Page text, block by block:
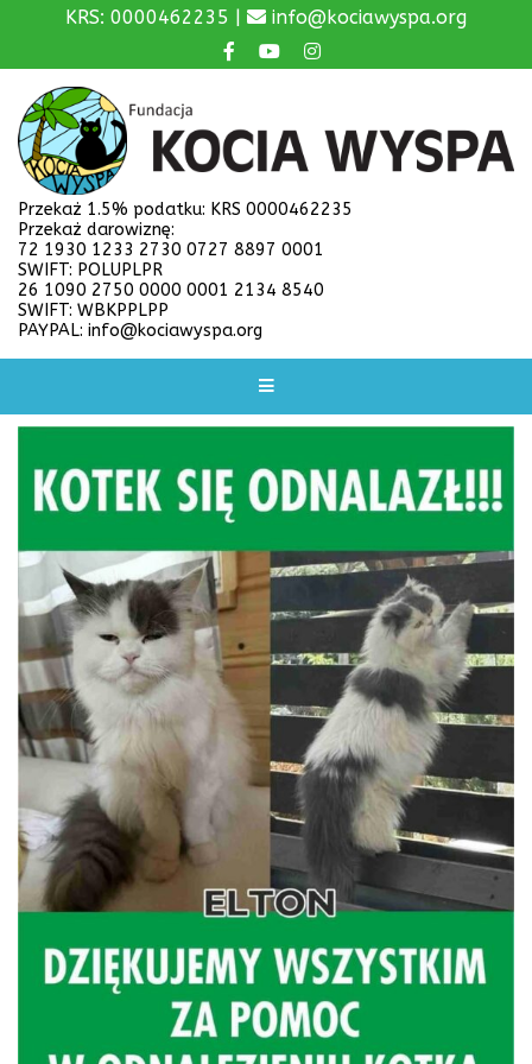
KRS: 0000462235 | info@kociawyspa.org
Przekaż 1.5% podatku: KRS 0000462235
Przekaż darowiznę:
72 1930 1233 2730 0727 8897 0001
SWIFT: POLUPLPR
26 1090 2750 0000 0001 2134 8540
SWIFT: WBKPPLPP
PAYPAL: info@kociawyspa.org